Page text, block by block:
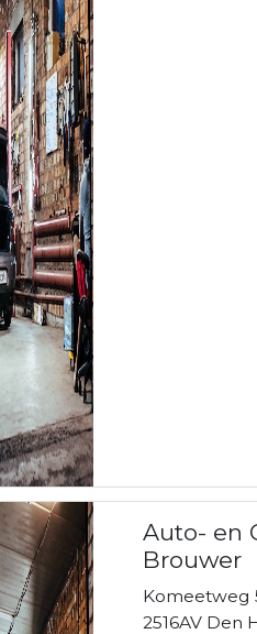
Auto- en
Brouwer
Komeetweg
2516AV Den